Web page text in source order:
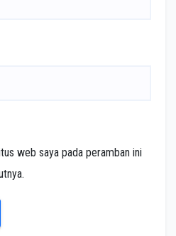
web saya pada peramban ini